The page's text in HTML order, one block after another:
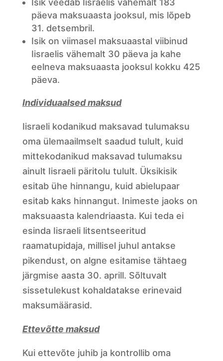
Isik veedab Iisraelis vähemalt 183
päeva maksuaasta jooksul, mis lõpeb
31. detsembril.
Isik on viimasel maksuaastal viibinud
Iisraelis vähemalt 30 päeva ja kahe
eelneva maksuaasta jooksul kokku 425
päeva.
Individuaalsed maksud
Iisraeli kodanikud maksavad tulumaksu
oma ülemaailmselt saadud tulult, kuid
mittekodanikud maksavad tulumaksu
ainult Iisraeli päritolu tulult. Üksikisik
esitab ühe hinnangu, kuid abielupaar
esitab kaks hinnangut. Inimeste jaoks on
maksuaasta kalendriaasta. Kui teda ei
esinda Iisraeli litsentseeritud
raamatupidaja, millisel juhul antakse
pikendust, on algne esitamise tähtaeg
järgmise aasta 30. aprill. Sõltuvalt
sissetulekust kohaldatakse erinevaid
maksumäärasid.
Ettevõtte maksud
Kui ettevõte juhib ja kontrollib oma